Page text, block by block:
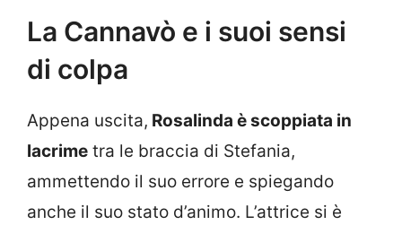
La Cannavò e i suoi sensi
di colpa
Appena uscita, Rosalinda è scoppiata in
lacrime tra le braccia di Stefania,
ammettendo il suo errore e spiegando
anche il suo stato d’animo. L’attrice si è